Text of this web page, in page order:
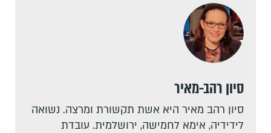
סיון רהב-מאיר
סיון רהב מאיר היא אשת תקשורת ומרצה. נשואה
לידידיה, אימא לחמישה, ירושלמית. עובדת